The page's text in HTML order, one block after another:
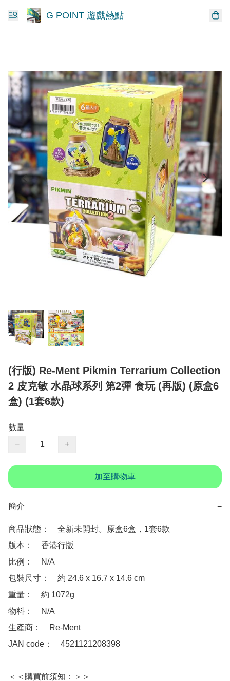
G POINT 遊戲熱點
(行版) Re-Ment Pikmin Terrarium Collection
2 皮克敏 水晶球系列 第2彈 食玩 (再版) (原盒6
盒) (1套6款)
數量
−
+
加至購物車
簡介 −
商品狀態：　全新未開封。原盒6盒，1套6款
版本：　香港行版
比例：　N/A
包裝尺寸：　約 24.6 x 16.7 x 14.6 cm
重量：　約 1072g
物料：　N/A
生產商：　Re-Ment
JAN code：　4521121208398
＜＜購買前須知：＞＞